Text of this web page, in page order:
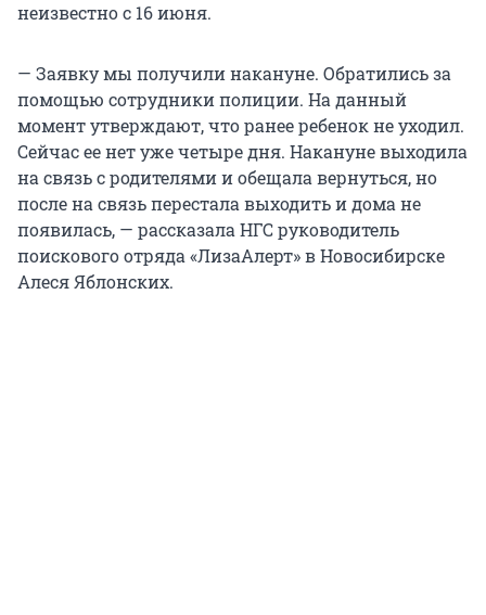
неизвестно с 16 июня.
— Заявку мы получили накануне. Обратились за
помощью сотрудники полиции. На данный
момент утверждают, что ранее ребенок не уходил.
Сейчас ее нет уже четыре дня. Накануне выходила
на связь с родителями и обещала вернуться, но
после на связь перестала выходить и дома не
появилась, — рассказала НГС руководитель
поискового отряда «ЛизаАлерт» в Новосибирске
Алеся Яблонских.